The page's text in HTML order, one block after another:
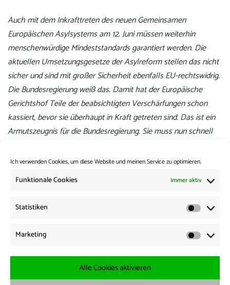
Ich verwenden Cookies, um diese Website und meinen Service zu optimieren.
Funktionale Cookies Immer aktiv
Statistiken
Marketing
Alle Cookies aktivieren
Auch mit dem Inkrafttreten des neuen Gemeinsamen
Europäischen Asylsystems am 12. Juni müssen weiterhin
menschenwürdige Mindeststandards garantiert werden. Die
aktuellen Umsetzungsgesetze der Asylreform stellen das nicht
sicher und sind mit großer Sicherheit ebenfalls EU-rechtswidrig.
Die Bundesregierung weiß das. Damit hat der Europäische
Gerichtshof Teile der beabsichtigten Verschärfungen schon
kassiert, bevor sie überhaupt in Kraft getreten sind. Das ist ein
Armutszeugnis für die Bundesregierung. Sie muss nun schnell
Behörden und Länder unverzüglich informieren, dass in
sicherzustellen ist. Betroffenen, denen rechtswidrig Leistungen
gekürzt wurden, steht zudem eine Nachzahlung zu.
Es geht hier nicht um Privilegien, sondern um die Achtung
grundlegender Rechte, die Politik und Verwaltung jedem
Menschen in der Europäischen Union zugestehen muss.“